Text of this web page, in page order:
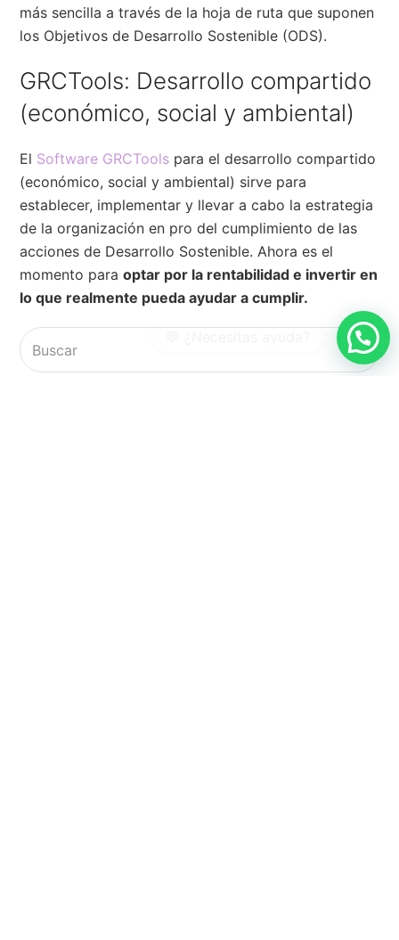
más sencilla a través de la hoja de ruta que suponen
los Objetivos de Desarrollo Sostenible (ODS).
GRCTools: Desarrollo compartido
(económico, social y ambiental)
El Software GRCTools para el desarrollo compartido
(económico, social y ambiental) sirve para
establecer, implementar y llevar a cabo la estrategia
de la organización en pro del cumplimiento de las
acciones de Desarrollo Sostenible. Ahora es el
momento paraoptar por la rentabilidad e invertir en
lo que realmente pueda ayudar a cumplir.
Buscar